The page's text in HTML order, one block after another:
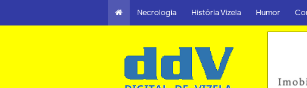
Necrologia História Vizela Humor